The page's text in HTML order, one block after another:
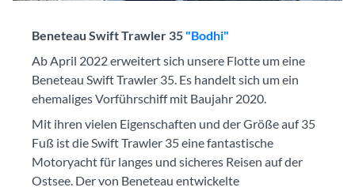
Beneteau Swift Trawler 35 "Bodhi"
Ab April 2022 erweitert sich unsere Flotte um eine
Beneteau Swift Trawler 35. Es handelt sich um ein
ehemaliges Vorführschiff mit Baujahr 2020.
Mit ihren vielen Eigenschaften und der Größe auf 35
Fuß ist die Swift Trawler 35 eine fantastische
Motoryacht für langes und sicheres Reisen auf der
Ostsee. Der von Beneteau entwickelte